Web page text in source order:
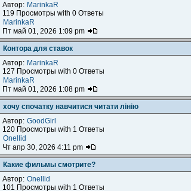
Автор: MarinkaR
119 Просмотры with 0 Ответы
MarinkaR
Пт май 01, 2026 1:09 pm
Контора для ставок
Автор: MarinkaR
127 Просмотры with 0 Ответы
MarinkaR
Пт май 01, 2026 1:08 pm
хочу спочатку навчитися читати лінію
Автор: GoodGirl
120 Просмотры with 1 Ответы
Onellid
Чт апр 30, 2026 4:11 pm
Какие фильмы смотрите?
Автор: Onellid
101 Просмотры with 1 Ответы